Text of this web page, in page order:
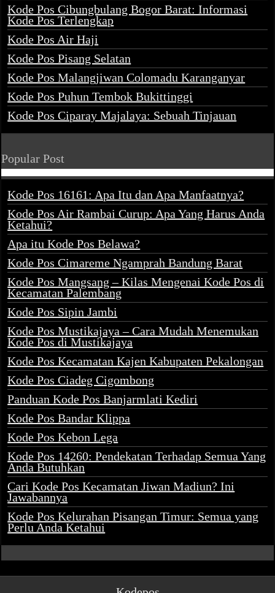
Kode Pos Cibungbulang Bogor Barat: Informasi
Kode Pos Terlengkap
Kode Pos Air Haji
Kode Pos Pisang Selatan
Kode Pos Malangjiwan Colomadu Karanganyar
Kode Pos Puhun Tembok Bukittinggi
Kode Pos Ciparay Majalaya: Sebuah Tinjauan
Popular Post
Kode Pos 16161: Apa Itu dan Apa Manfaatnya?
Kode Pos Air Rambai Curup: Apa Yang Harus Anda
Ketahui?
Apa itu Kode Pos Belawa?
Kode Pos Cimareme Ngamprah Bandung Barat
Kode Pos Mangsang – Kilas Mengenai Kode Pos di
Kecamatan Palembang
Kode Pos Sipin Jambi
Kode Pos Mustikajaya – Cara Mudah Menemukan
Kode Pos di Mustikajaya
Kode Pos Kecamatan Kajen Kabupaten Pekalongan
Kode Pos Ciadeg Cigombong
Panduan Kode Pos Banjarmlati Kediri
Kode Pos Bandar Klippa
Kode Pos Kebon Lega
Kode Pos 14260: Pendekatan Terhadap Semua Yang
Anda Butuhkan
Cari Kode Pos Kecamatan Jiwan Madiun? Ini
Jawabannya
Kode Pos Kelurahan Pisangan Timur: Semua yang
Perlu Anda Ketahui